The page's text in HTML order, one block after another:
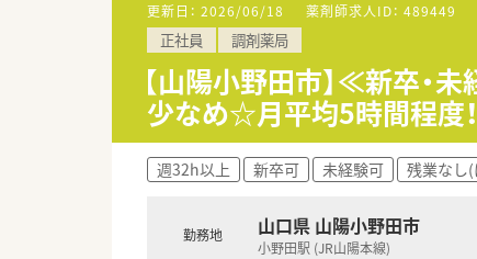
【法人特徴について】
■山口県を中心に30店舗以上
■「くるみん」認定や「イクメ
■有給休暇取得率は90％以上
更新日： 2026/06/18 薬剤師求人ID： 489449
正社員 調剤薬局
【山陽小野田市】≪新卒
少なめ☆月平均5時間程度！
週32h以上 新卒可 未経験可 残業なし
勤務地 山口県 山陽小野田市
小野田駅 (JR山陽本線)